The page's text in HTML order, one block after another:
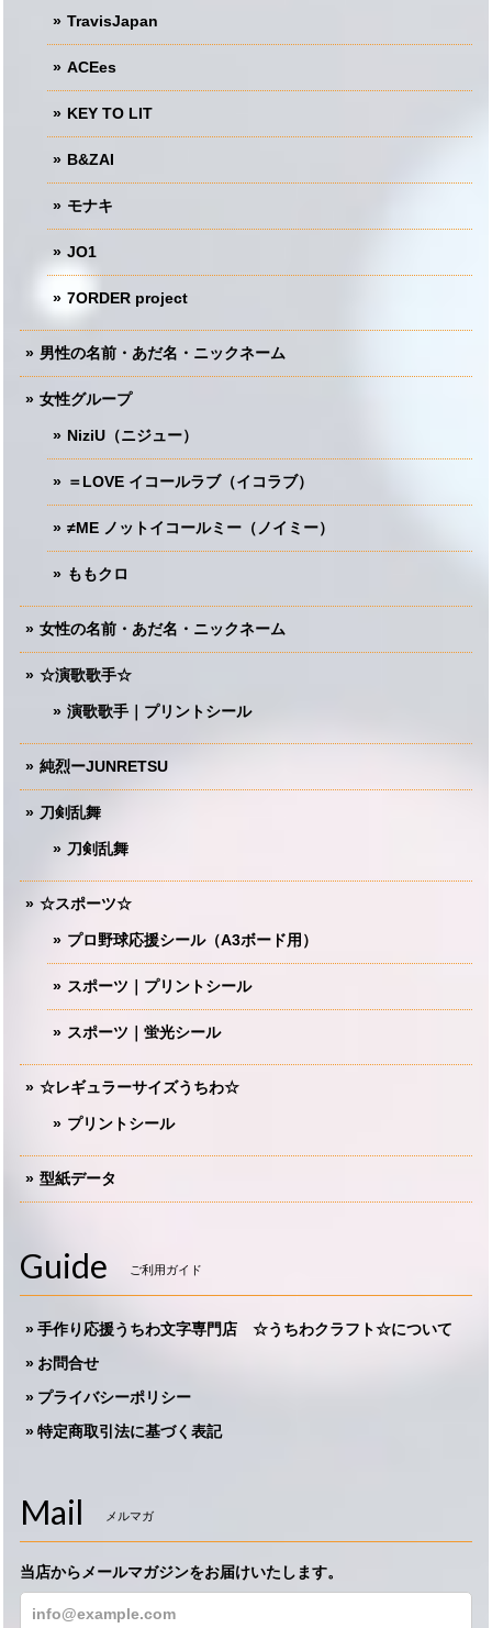
TravisJapan
ACEes
KEY TO LIT
B&ZAI
モナキ
JO1
7ORDER project
男性の名前・あだ名・ニックネーム
女性グループ
NiziU（ニジュー）
＝LOVE イコールラブ（イコラブ）
≠ME ノットイコールミー（ノイミー）
ももクロ
女性の名前・あだ名・ニックネーム
☆演歌歌手☆
演歌歌手｜プリントシール
純烈ーJUNRETSU
刀剣乱舞
刀剣乱舞
☆スポーツ☆
プロ野球応援シール（A3ボード用）
スポーツ｜プリントシール
スポーツ｜蛍光シール
☆レギュラーサイズうちわ☆
プリントシール
型紙データ
Guide ご利用ガイド
手作り応援うちわ文字専門店 ☆うちわクラフト☆について
お問合せ
プライバシーポリシー
特定商取引法に基づく表記
Mail メルマガ
当店からメールマガジンをお届けいたします。